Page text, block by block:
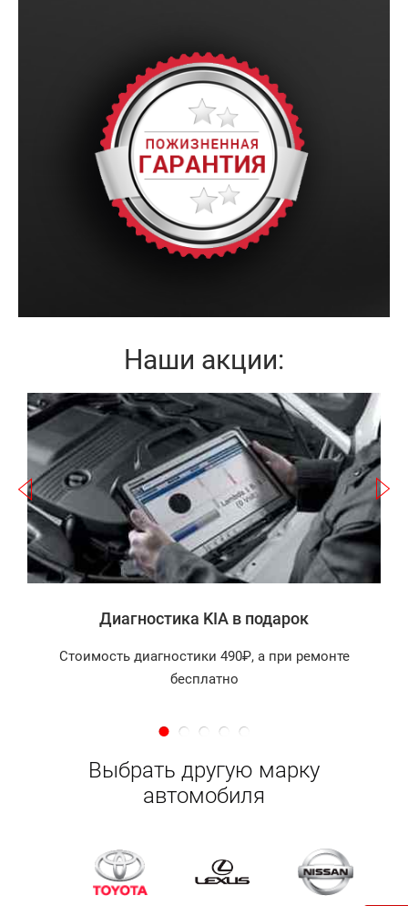
Наши акции:
Записаться
Диагностика KIA в подарок
Стоимость диагностики 490₽, а при ремонте
бесплатно
Выбрать другую марку
автомобиля